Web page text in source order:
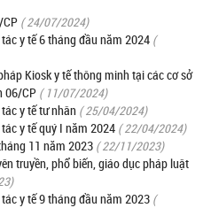
( 24/07/2024)
y tế 6 tháng đầu năm 2024 (
Kiosk y tế thông minh tại các cơ sở
06/CP ( 11/07/2024)
y tế tư nhân ( 25/04/2024)
y tế quý I năm 2024 ( 22/04/2024)
11 năm 2023 ( 22/11/2023)
truyền, phổ biến, giáo dục pháp luật
y tế 9 tháng đầu năm 2023 (